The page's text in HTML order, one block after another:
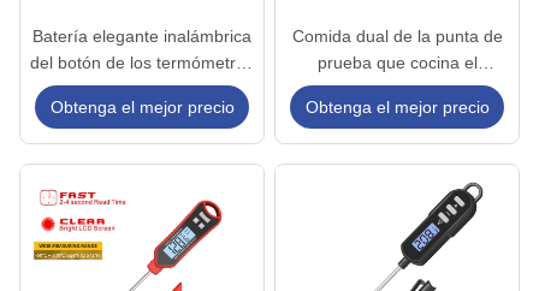
Batería elegante inalámbrica
del botón de los termómetros
de cocinar 3V de Bluetooth
para el asado a la parilla de
la BARBACOA
Obtenga el mejor precio
Comida dual de la punta de
prueba que cocina el
termómetro de carne con la
alarma para el horno
Obtenga el mejor precio